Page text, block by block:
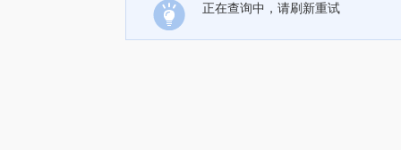
正在查询中，请刷新重试